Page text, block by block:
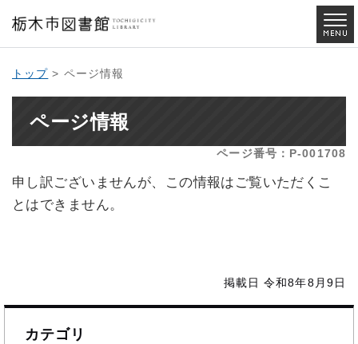
トップ > ページ情報
ページ情報
ページ番号：P-001708
申し訳ございませんが、この情報はご覧いただくこ
とはできません。
掲載日 令和8年8月9日
カテゴリ